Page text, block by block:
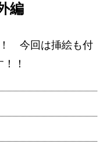
編
今回は挿絵も付
！